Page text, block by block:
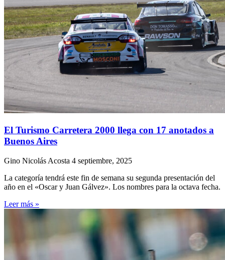
El Turismo Carretera 2000 llega con 17 anotados a
Buenos Aires
Gino Nicolás Acosta 4 septiembre, 2025
La categoría tendrá este fin de semana su segunda presentación del
año en el «Oscar y Juan Gálvez». Los nombres para la octava fecha.
Leer más »